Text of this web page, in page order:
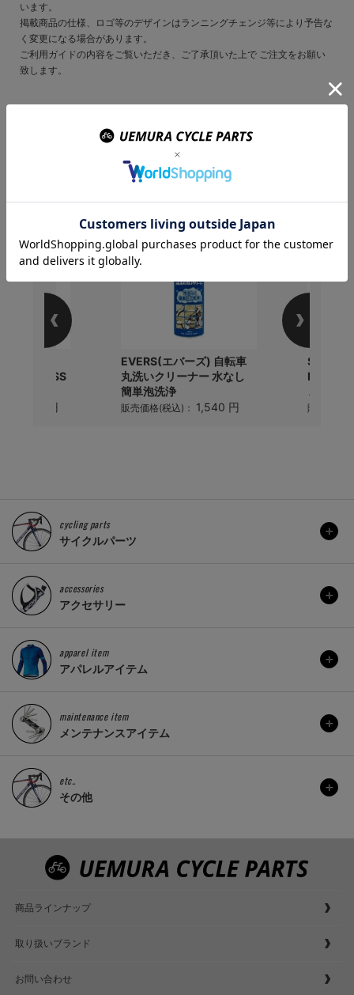
います。
掲載商品の仕様、ロゴ等のデザインはランニングチェンジ等により予告な
く変更になる場合があります。
ご利用ガイドの内容をご覧いただき、ご了承頂いた上で ご注文をお願い
致します。
この商品を購入のお客様
はこんな商品を買ってい
R8000-SS
11,405 円
EVERS(エバーズ) 自転車
丸洗いクリーナー 水なし
簡単泡洗浄
販売価格(税込)： 1,540 円
HG701
販売価格(
cycling parts
サイクルパーツ
accessories
アクセサリー
apparel item
アパレルアイテム
maintenance item
メンテナンスアイテム
etc..
その他
商品ラインナップ
取り扱いブランド
お問い合わせ